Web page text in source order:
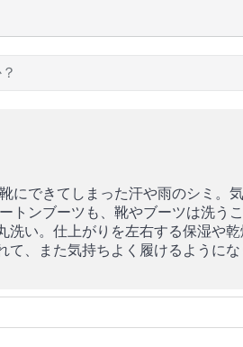
にできてしまった汗や雨のシミ
トンブーツも、靴やブーツは洗
洗い。仕上がりを左右する保湿や
て、また気持ちよく履けるようにな